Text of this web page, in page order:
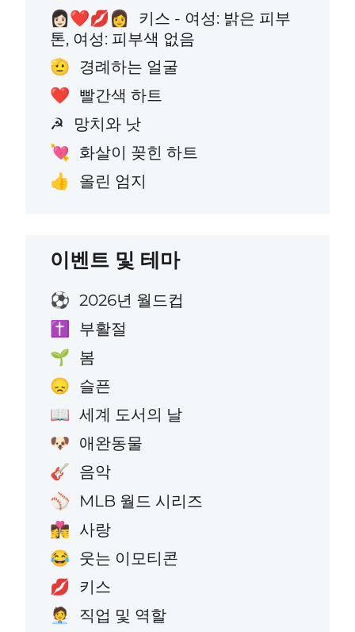
👩🏻‍❤️‍💋‍👩
키스 - 여성: 밝은 피부
톤, 여성: 피부색 없음
🫡 경례하는 얼굴
❤️ 빨간색 하트
☭ 망치와 낫
💘 화살이 꽂힌 하트
👍 올린 엄지
이벤트 및 테마
⚽ 2026년 월드컵
✝️ 부활절
🌱 봄
😞 슬픈
📖 세계 도서의 날
🐶 애완동물
🎸 음악
⚾ MLB 월드 시리즈
👩‍❤️‍💋‍👨 사랑
😂 웃는 이모티콘
💋 키스
🧑‍💼 직업 및 역할